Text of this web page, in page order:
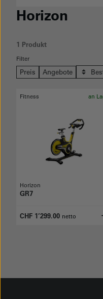
Horizon
1 Produkt
Filter
Preis Angebote
Fitness an
Horizon
GR7
CHF 1’299.00 netto